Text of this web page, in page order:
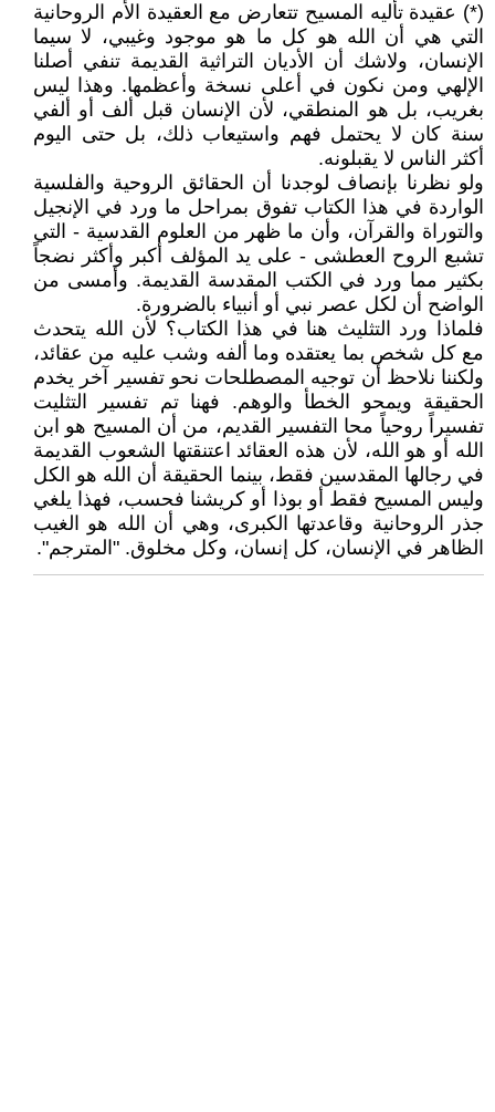
(*) عقيدة تأليه المسيح تتعارض مع العقيدة الأم الروحانية
التي هي أن الله هو كل ما هو موجود وغيبي، لا سيما
الإنسان، ولاشك أن الأديان التراثية القديمة تنفي أصلنا
الإلهي ومن نكون في أعلى نسخة وأعظمها. وهذا ليس
بغريب، بل هو المنطقي، لأن الإنسان قبل ألف أو ألفي
سنة كان لا يحتمل فهم واستيعاب ذلك، بل حتى اليوم
أكثر الناس لا يقبلونه.
ولو نظرنا بإنصاف لوجدنا أن الحقائق الروحية والفلسية
الواردة في هذا الكتاب تفوق بمراحل ما ورد في الإنجيل
والتوراة والقرآن، وأن ما ظهر من العلوم القدسية - التي
تشبع الروح العطشى - على يد المؤلف أكبر وأكثر نضجاً
بكثير مما ورد في الكتب المقدسة القديمة. وأمسى من
الواضح أن لكل عصر نبي أو أنبياء بالضرورة.
فلماذا ورد التثليث هنا في هذا الكتاب؟ لأن الله يتحدث
مع كل شخص بما يعتقده وما ألفه وشب عليه من عقائد،
ولكننا نلاحظ أن توجيه المصطلحات نحو تفسير آخر يخدم
الحقيقة ويمحو الخطأ والوهم. فهنا تم تفسير التثليت
تفسيراً روحياً محا التفسير القديم، من أن المسيح هو ابن
الله أو هو الله، لأن هذه العقائد اعتنقتها الشعوب القديمة
في رجالها المقدسين فقط، بينما الحقيقة أن الله هو الكل
وليس المسيح فقط أو بوذا أو كريشنا فحسب، فهذا يلغي
جذر الروحانية وقاعدتها الكبرى، وهي أن الله هو الغيب
الظاهر في الإنسان، كل إنسان، وكل مخلوق. "المترجم".